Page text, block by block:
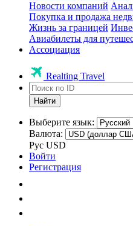
Новости компаний
Покупка и продажа
Жизнь за границей
Авиабилеты для
Ассоциация
Realting Travel
Найти
Выберите язык:
Валюта:
Рус USD
Войти
Регистрация